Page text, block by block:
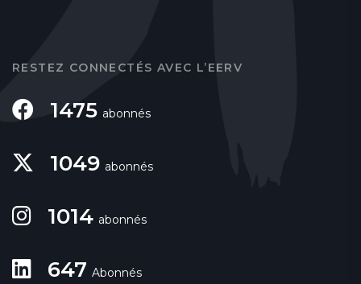
RESTEZ CONNECTÉS AVEC L’EERV
1475 abonnés
1049 abonnés
1014 abonnés
647 Abonnés